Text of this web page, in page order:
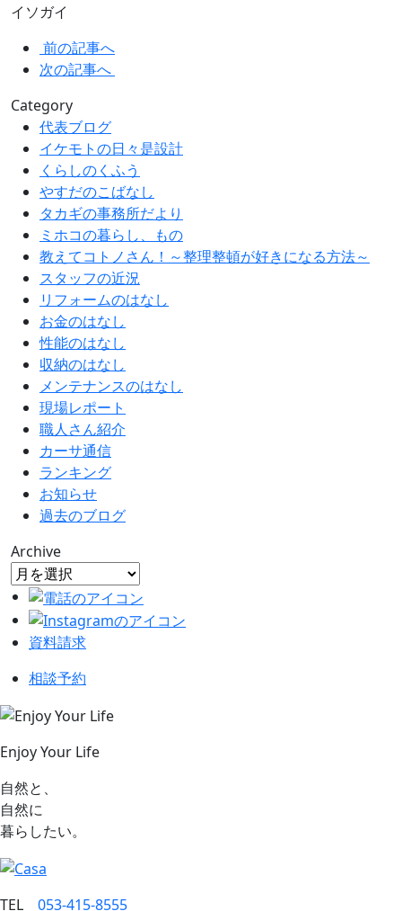
イソガイ
前の記事へ
次の記事へ
Category
代表ブログ
イケモトの日々是設計
くらしのくふう
やすだのこばなし
タカギの事務所だより
ミホコの暮らし、もの
教えてコトノさん！～整理整頓が好きになる方法～
スタッフの近況
リフォームのはなし
お金のはなし
性能のはなし
収納のはなし
メンテナンスのはなし
現場レポート
職人さん紹介
カーサ通信
ランキング
お知らせ
過去のブログ
Archive
資料請求
相談予約
Enjoy Your Life
自然と、
自然に
暮らしたい。
TEL 053‐415‐8555